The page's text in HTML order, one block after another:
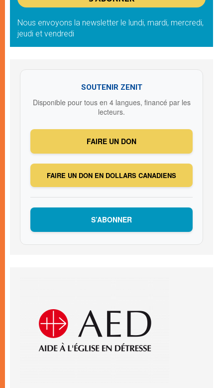
Nous envoyons la newsletter le lundi, mardi, mercredi,
jeudi et vendredi
SOUTENIR ZENIT
Disponible pour tous en 4 langues, financé par les
lecteurs.
FAIRE UN DON
FAIRE UN DON EN DOLLARS CANADIENS
S’ABONNER